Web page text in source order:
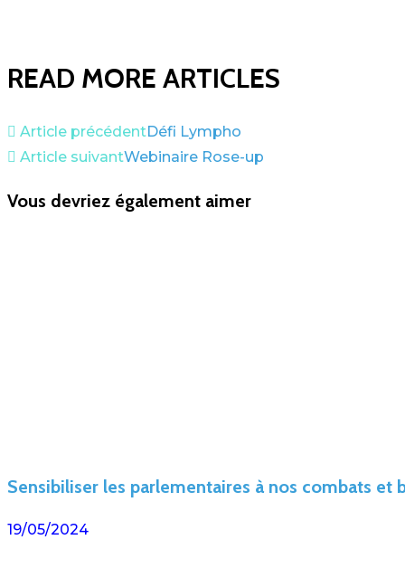
READ MORE ARTICLES
Article précédentDéfi Lympho
Article suivantWebinaire Rose-up
Vous devriez également aimer
Sensibiliser les parlementaires à nos combats et
19/05/2024